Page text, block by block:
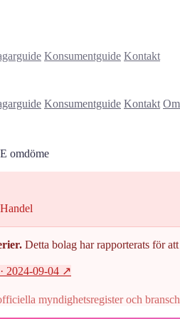
Konsumentguide Kontakt
Konsumentguide Kontakt
omdöme
Detta bolag har rapporterats för
· 2024-09-04 ↗
myndighetsregister och